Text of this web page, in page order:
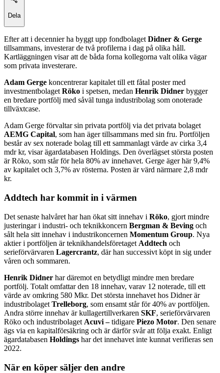
Dela
Efter att i decennier ha byggt upp fondbolagetDidner & Gerge
tillsammans, investerar de två profilerna i dag på olika håll.
Kartläggningen visar att de båda forna kollegorna valt olika vägar
som privata investerare.
Adam Gerge koncentrerar kapitalet till ett fåtal poster med
investmentbolagetRöko i spetsen, medan Henrik Didner bygger
en bredare portfölj med såväl tunga industribolag som onoterade
tillväxtcase.
Adam Gerge förvaltar sin privata portfölj via det privata bolaget
AEMG Capital, som han äger tillsammans med sin fru. Portföljen
består av sex noterade bolag till ett sammanlagt värde av cirka 3,4
mdr kr, visar ägardatabasen Holdings. Den överlägset största posten
är Röko, som står för hela 80% av innehavet. Gerge äger här 9,4%
av kapitalet och 3,7% av rösterna. Posten är värd närmare 2,8 mdr
kr.
Addtech har kommit in i värmen
Det senaste halvåret har han ökat sitt innehav i Röko, gjort mindre
justeringar i industri- och teknikkoncern Bergman & Beving och
sålt hela sitt innehav i industrikoncernen Momentum Group. Nya
aktier i portföljen är teknikhandelsföretaget Addtech och
serieförvärvaren Lagercrantz, där han successivt köpt in sig under
våren och sommaren.
Henrik Didner har däremot en betydligt mindre men bredare
portfölj. Totalt omfattar den 18 innehav, varav 12 noterade, till ett
värde av omkring 580 Mkr. Det största innehavet hos Didner är
industribolaget Trelleborg, som ensamt står för 40% av portföljen.
Andra större innehav är kullagertillverkaren SKF, serieförvärvaren
Röko och industribolaget Acuvi –tidigare Piezo Motor. Den senare
ägs via en kapitalförsäkring och är därför svår att följa exakt. Enligt
ägardatabasen Holdings har det innehavet inte kunnat verifieras sen
2022.
När en köper säljer den andre